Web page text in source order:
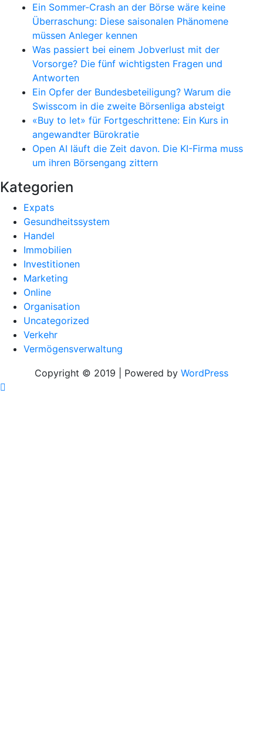
Ein Sommer-Crash an der Börse wäre keine
Überraschung: Diese saisonalen Phänomene
müssen Anleger kennen
Was passiert bei einem Jobverlust mit der
Vorsorge? Die fünf wichtigsten Fragen und
Antworten
Ein Opfer der Bundesbeteiligung? Warum die
Swisscom in die zweite Börsenliga absteigt
«Buy to let» für Fortgeschrittene: Ein Kurs in
angewandter Bürokratie
Open AI läuft die Zeit davon. Die KI-Firma muss
um ihren Börsengang zittern
Kategorien
Expats
Gesundheitssystem
Handel
Immobilien
Investitionen
Marketing
Online
Organisation
Uncategorized
Verkehr
Vermögensverwaltung
Copyright © 2019 | Powered by WordPress